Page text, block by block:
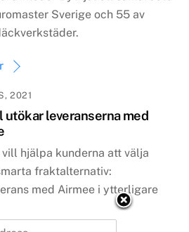
Sverige och 55 av
2021
utökar leveranserna med
hjälpa kunderna att välja
fraktalternativ:
med Airmee i ytterligare